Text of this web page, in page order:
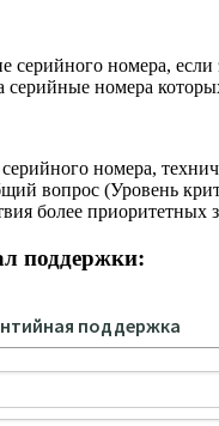
серийного номера,
серийные номера
серийного номера,
вопрос (Уровень
более приоритетных
поддержки: